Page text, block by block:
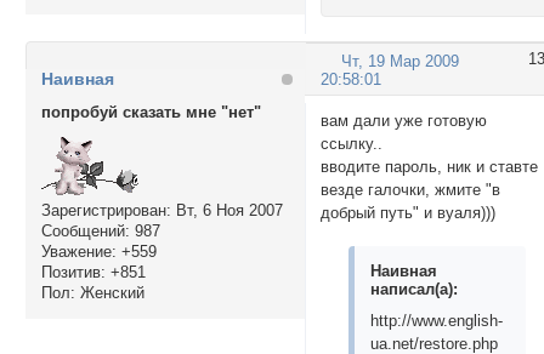
13
Чт, 19 Мар 2009
20:58:01
Наивная
попробуй сказать мне "нет"
Зарегистрирован: Вт, 6 Ноя 2007
Сообщений: 987
Уважение: +559
Позитив: +851
Пол: Женский
вам дали уже готовую
ссылку..
вводите пароль, ник и ставте
везде галочки, жмите "в
добрый путь" и вуаля)))
Наивная
написал(а):
http://www.english-
ua.net/restore.php